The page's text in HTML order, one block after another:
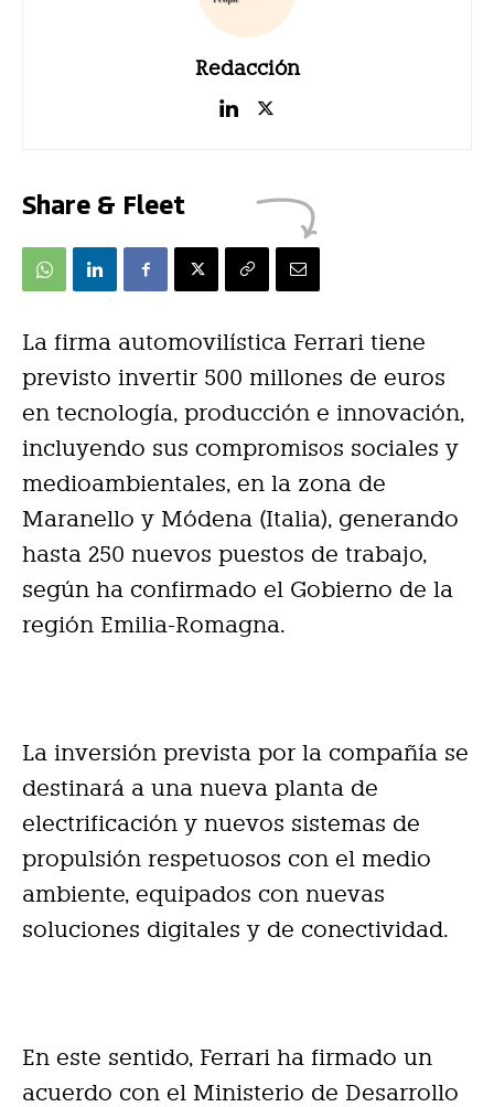
Redacción
Share & Fleet
La firma automovilística Ferrari tiene
previsto invertir 500 millones de euros
en tecnología, producción e innovación,
incluyendo sus compromisos sociales y
medioambientales, en la zona de
Maranello y Módena (Italia), generando
hasta 250 nuevos puestos de trabajo,
según ha confirmado el Gobierno de la
región Emilia-Romagna.
La inversión prevista por la compañía se
destinará a una nueva planta de
electrificación y nuevos sistemas de
propulsión respetuosos con el medio
ambiente, equipados con nuevas
soluciones digitales y de conectividad.
En este sentido, Ferrari ha firmado un
acuerdo con el Ministerio de Desarrollo